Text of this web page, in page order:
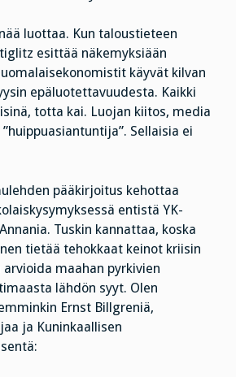
luottaa. Kun taloustieteen
esittää näkemyksiään
käyvät kilvan
epäluotettavuudesta. Kaikki
totta kai. Luojan kiitos, media
Sellaisia ei
pääkirjoitus kehottaa
entistä YK-
Tuskin kannattaa, koska
tietää tehokkaat keinot kriisin
maahan pyrkivien
lähdön syyt. Olen
Ernst Billgreniä,
ja Kuninkaallisen